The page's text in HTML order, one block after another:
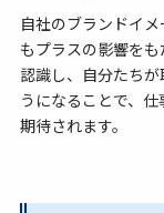
自社のブランドイ
もプラスの影響を
認識し、自分たち
うになることで、
期待されます。